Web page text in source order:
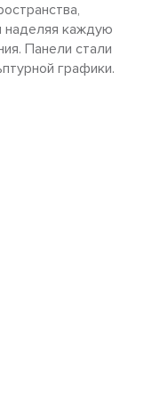
наделяя каждую
Панели стали
графики.